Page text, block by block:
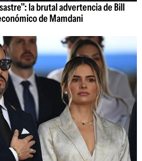
la brutal advertencia de Bill
de Mamdani